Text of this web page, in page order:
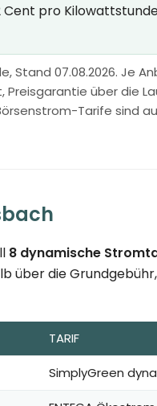
pro
Stand 07.08.2026. Je
über die
Tarife
8 dynamische
über die
TARIF
SimplyGreen